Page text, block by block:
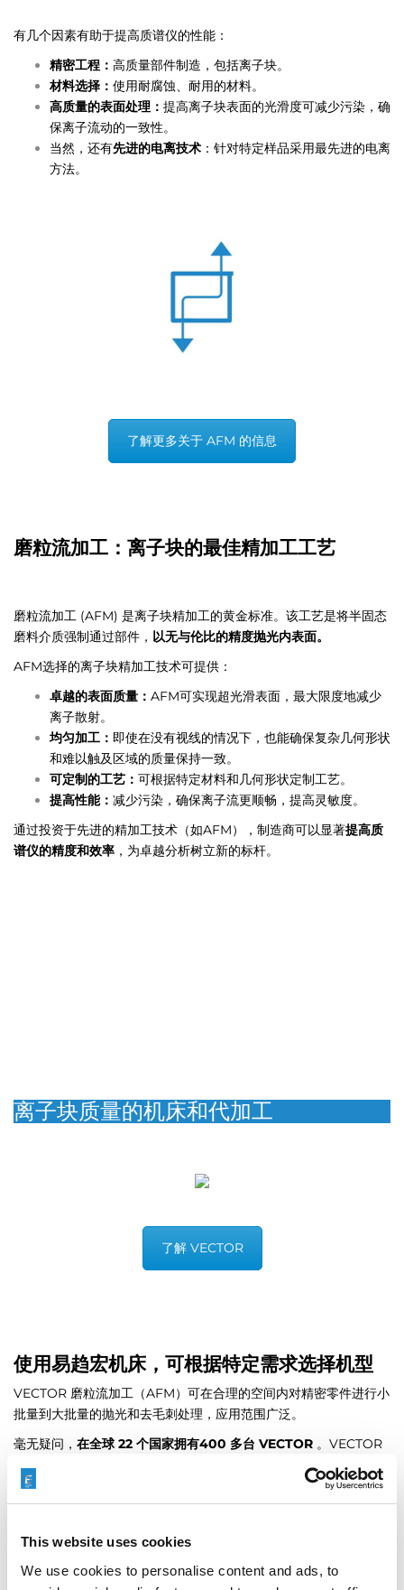
This website uses cookies
We use cookies to personalise content and ads, to
有几个因素有助于提高质谱仪的性能：
精密工程： 高质量部件制造，包括离子块。
材料选择： 使用耐腐蚀、耐用的材料。
高质量的表面处理： 提高离子块表面的光滑度可减少污染，确
保离子流动的一致性。
当然，还有先进的电离技术 ：针对特定样品采用最先进的电离
方法。
了解更多关于 AFM 的信息
磨粒流加工：离子块的最佳精加工工艺
磨粒流加工 (AFM) 是离子块精加工的黄金标准。该工艺是将半固态
磨料介质强制通过部件， 以无与伦比的精度抛光内表面。
AFM选择的离子块精加工技术可提供：
卓越的表面质量： AFM可实现超光滑表面，最大限度地减少
离子散射。
均匀加工： 即使在没有视线的情况下，也能确保复杂几何形状
和难以触及区域的质量保持一致。
可定制的工艺： 可根据特定材料和几何形状定制工艺。
提高性能： 减少污染，确保离子流更顺畅，提高灵敏度。
通过投资于先进的精加工技术（如AFM），制造商可以显著提高质
谱仪的精度和效率 ，为卓越分析树立新的标杆。
离子块质量的机床和代加工
了解 VECTOR
使用易趋宏机床，可根据特定需求选择机型
VECTOR 磨粒流加工（AFM）可在合理的空间内对精密零件进行小
批量到大批量的抛光和去毛刺处理，应用范围广泛。
毫无疑问， 在全球 22 个国家拥有400 多台 VECTOR 。VECTOR
是同类产品中最畅销的。
现在就从最新版本的 VECTOR 中获益。